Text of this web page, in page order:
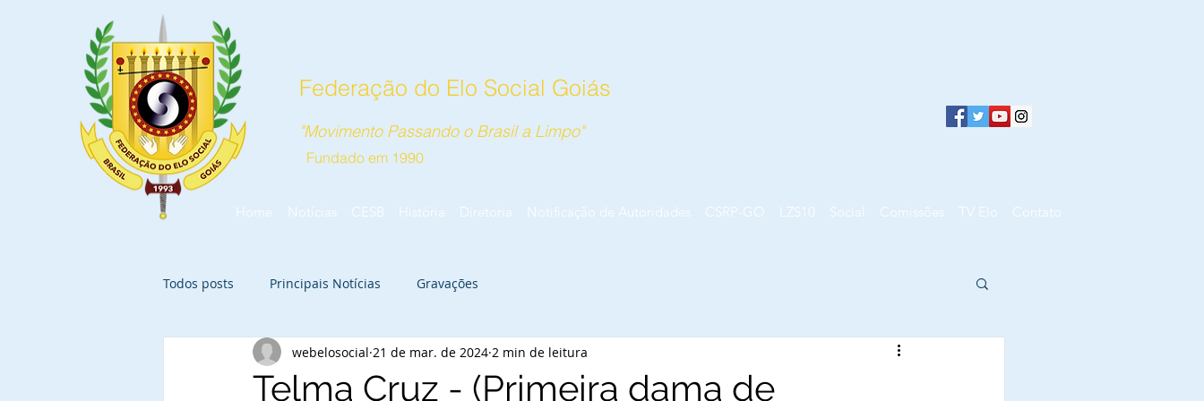
Federação do Elo Social Goiás
"Movimento Passando o Brasil a Limpo"
Fundado em 1990
Home Notícias CESB História Diretoria Notificação de Autoridades CSRP-GO LZS10 Social Comissões TV Elo Contato
Todos posts Principais Notícias Gravações
Telma Cruz - (Primeira dama de
webelosocial 21 de mar. de 2024 2 min de leitura